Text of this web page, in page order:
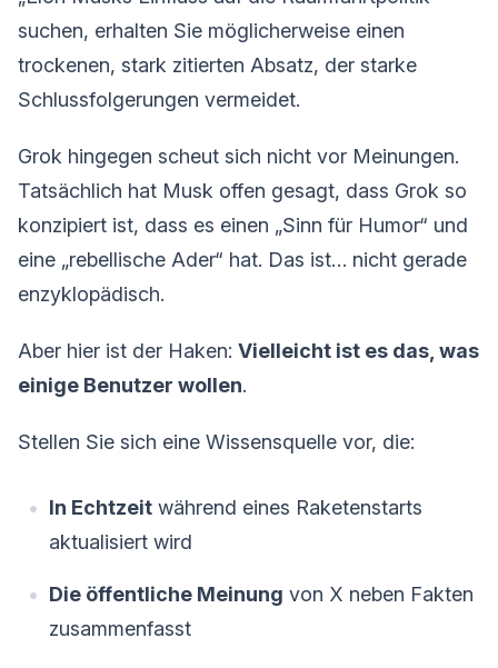
suchen, erhalten Sie möglicherweise einen
trockenen, stark zitierten Absatz, der starke
Schlussfolgerungen vermeidet.
Grok hingegen scheut sich nicht vor Meinungen.
Tatsächlich hat Musk offen gesagt, dass Grok so
konzipiert ist, dass es einen „Sinn für Humor“ und
eine „rebellische Ader“ hat. Das ist… nicht gerade
enzyklopädisch.
Aber hier ist der Haken: Vielleicht ist es das, was
einige Benutzer wollen.
Stellen Sie sich eine Wissensquelle vor, die:
In Echtzeit während eines Raketenstarts
aktualisiert wird
Die öffentliche Meinung von X neben Fakten
zusammenfasst